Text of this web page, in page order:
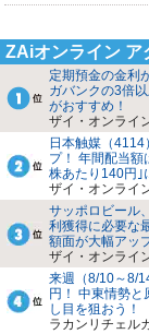
ZAiオンライン ア
定期預金の金利
ガバンクの3倍
がおすすめ！
ザイ・オンライ
日本触媒（
プ！ 年間配当
株あたり140円｣
ザイ・オンライ
サッポロビール
利獲得に必要な
額面が大幅アッ
ザイ・オンライ
来週（8/10～8/
円！ 中東情勢
し目を狙おう！
ラカンリチェル